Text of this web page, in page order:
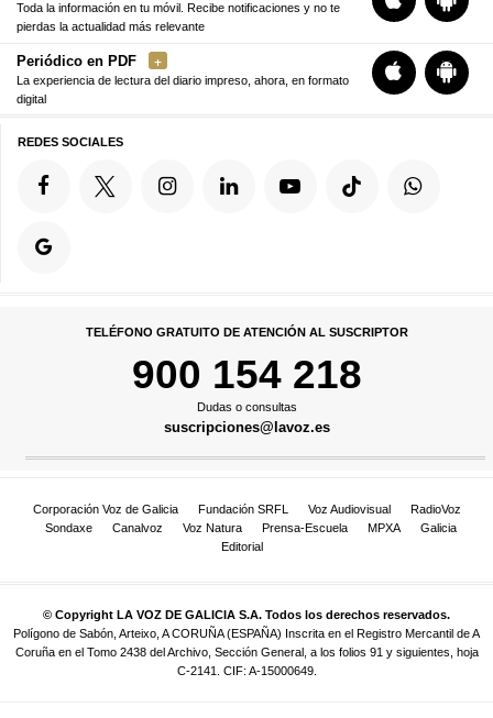
Toda la información en tu móvil. Recibe notificaciones y no te
pierdas la actualidad más relevante
Periódico en PDF
La experiencia de lectura del diario impreso, ahora, en formato
digital
REDES SOCIALES
TELÉFONO GRATUITO DE ATENCIÓN AL SUSCRIPTOR
900 154 218
Dudas o consultas
suscripciones@lavoz.es
Corporación Voz de Galicia Fundación SRFL Voz Audiovisual
RadioVoz
Sondaxe
Canalvoz Voz Natura Prensa-Escuela MPXA
Galicia
Editorial
© Copyright LA VOZ DE GALICIA S.A. Todos los derechos reservados.
Polígono de Sabón, Arteixo, A CORUÑA (ESPAÑA) Inscrita en el Registro Mercantil de A
Coruña en el Tomo 2438 del Archivo, Sección General, a los folios 91 y siguientes, hoja
C-2141. CIF: A-15000649.